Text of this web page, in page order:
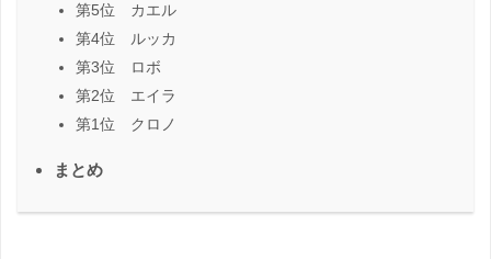
第5位 カエル
第4位 ルッカ
第3位 ロボ
第2位 エイラ
第1位 クロノ
まとめ